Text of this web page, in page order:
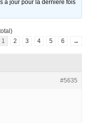
à jour pour la dernière fois
1
2 3 4 5 6 →
#5635